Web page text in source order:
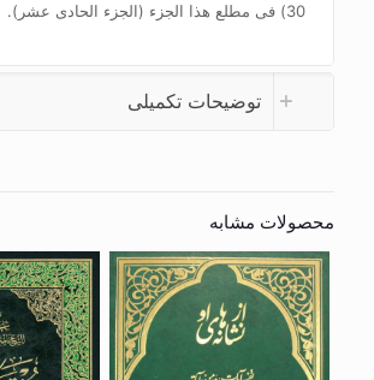
30) فی مطلع هذا الجزء (الجزء الحادی عشر).
توضیحات تکمیلی
محصولات مشابه